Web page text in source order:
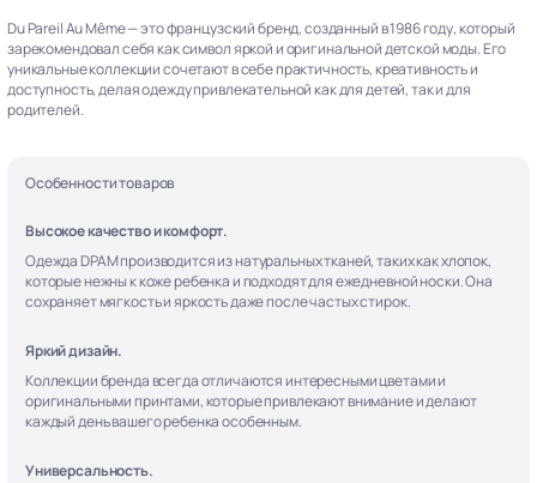
Du Pareil Au Même — это французский бренд, созданный в 1986 году, который
зарекомендовал себя как символ яркой и оригинальной детской моды. Его
уникальные коллекции сочетают в себе практичность, креативность и
доступность, делая одежду привлекательной как для детей, так и для
родителей.
Особенности товаров
Высокое качество и комфорт.
Одежда DPAM производится из натуральных тканей, таких как хлопок,
которые нежны к коже ребенка и подходят для ежедневной носки. Она
сохраняет мягкость и яркость даже после частых стирок.
Яркий дизайн.
Коллекции бренда всегда отличаются интересными цветами и
оригинальными принтами, которые привлекают внимание и делают
каждый день вашего ребенка особенным.
Универсальность.